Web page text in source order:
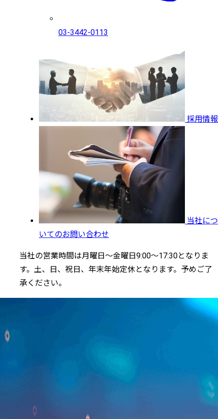
03-3442-0113
採用情報
当社につ
いてのお問い合わせ
当社の営業時間は月曜日～金曜日9:00～17:30となりま
す。土、日、祝日、年末年始定休となります。予めご了
承ください。